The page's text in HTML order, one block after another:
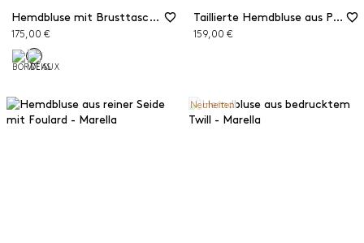
Hemdbluse mit Brusttaschen aus Seidenmischung
175,00 €
Taillierte Hemdbluse aus Popeline
159,00 €
Neuheiten